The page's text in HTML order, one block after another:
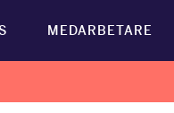
MEDARBETARE